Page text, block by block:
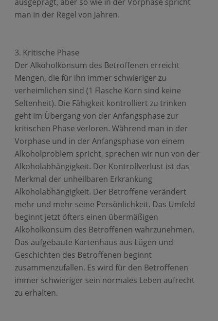
man in der Regel von Jahren.
Kritische Phase
Der Alkoholkonsum des Betroffenen erreicht
Mengen, die für ihn immer schwieriger zu
verheimlichen sind (1 Flasche Korn sind keine
Seltenheit). Die Fähigkeit kontrolliert zu trinken
geht im Übergang von der Anfangsphase zur
kritischen Phase verloren. Während man in der
Vorphase und in der Anfangsphase von einem
Alkoholproblem spricht, sprechen wir nun von der
Alkoholabhängigkeit. Der Kontrollverlust ist das
Merkmal der unheilbaren Erkrankung
Alkoholabhängigkeit. Der Betroffene verändert
mehr und mehr seine Persönlichkeit. Das Umfeld
beginnt jetzt öfters einen übermäßigen
Alkoholkonsum des Betroffenen wahrzunehmen.
Das aufgebaute Kartenhaus aus Lügen und
Geschichten des Betroffenen beginnt
zusammenzufallen. Es wird für den Betroffenen
immer schwieriger sein normales Leben aufrecht
zu erhalten.